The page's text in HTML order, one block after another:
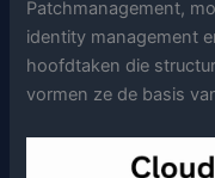
Patchmanagement,
identity management
hoofdtaken die
vormen ze de basis